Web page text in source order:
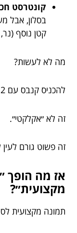
קונטרסט
בסלון, אבל
קטן נוסף
מה לא לעשות?
להכניס קנבס עם 12 צבעים לסלון שכבר מלא בצבעים.
זה לא ״אקלקטי״.
זה פשוט גורם
אז מה הופך
מקצועית״?
תמונה מקצועית